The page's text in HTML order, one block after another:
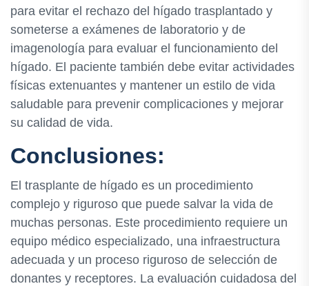
para evitar el rechazo del hígado trasplantado y
someterse a exámenes de laboratorio y de
imagenología para evaluar el funcionamiento del
hígado. El paciente también debe evitar actividades
físicas extenuantes y mantener un estilo de vida
saludable para prevenir complicaciones y mejorar
su calidad de vida.
Conclusiones:
El trasplante de hígado es un procedimiento
complejo y riguroso que puede salvar la vida de
muchas personas. Este procedimiento requiere un
equipo médico especializado, una infraestructura
adecuada y un proceso riguroso de selección de
donantes y receptores. La evaluación cuidadosa del